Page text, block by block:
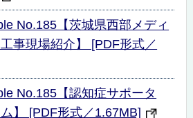
No.185【茨城県西部メディ
事現場紹介】 [PDF形式／
No.185【認知症サポータ
】 [PDF形式／1.67MB]